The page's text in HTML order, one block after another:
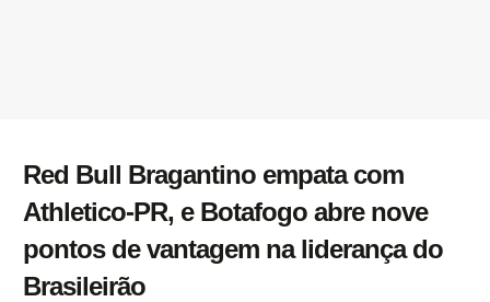
Red Bull Bragantino empata com
Athletico-PR, e Botafogo abre nove
pontos de vantagem na liderança do
Brasileirão